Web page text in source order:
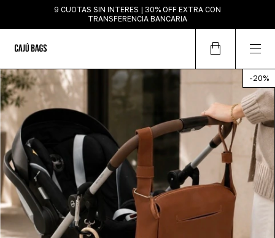
9 CUOTAS SIN INTERES | 30% OFF EXTRA CON
TRANSFERENCIA BANCARIA
-20%